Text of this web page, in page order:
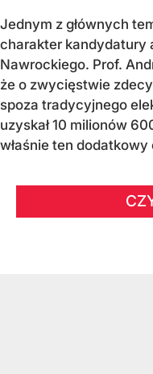
Jednym z głównych
charakter kandydatury
Nawrockiego. Prof.
że o zwycięstwie
spoza tradycyjnego
uzyskał 10 milionów
właśnie ten dodatkowy